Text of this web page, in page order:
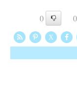
()
()
X